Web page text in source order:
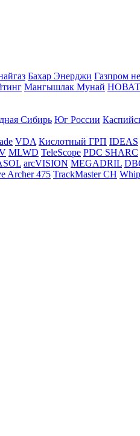
Бахар Энерджи Газпром
Мангышлак Мунай
Сибирь Юг России
VDA Кислотный ГРП IDEAS
MLWD TeleScope PDC SHARC
arcVISION MEGADRIL
Archer 475 TrackMaster CH